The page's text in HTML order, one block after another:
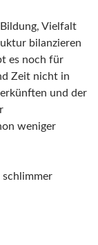
Vielfalt
bilanzieren
es noch für
Zeit nicht in
und der
weniger